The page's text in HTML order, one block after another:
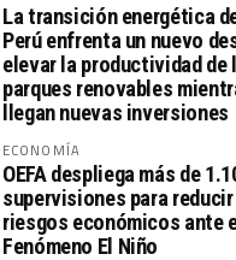
La transición energética
Perú enfrenta un nuevo
elevar la productividad de
parques renovables
llegan nuevas inversiones
ECONOMÍA
OEFA despliega más de
supervisiones para reducir
riesgos económicos ante
Fenómeno El Niño